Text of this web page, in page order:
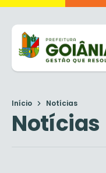
Início Notícias
Notícias